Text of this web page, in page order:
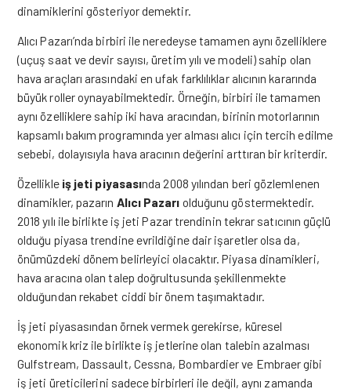
dinamiklerini gösteriyor demektir.
Alıcı Pazarı’nda birbiri ile neredeyse tamamen aynı özelliklere
(uçuş saat ve devir sayısı, üretim yılı ve modeli) sahip olan
hava araçları arasındaki en ufak farklılıklar alıcının kararında
büyük roller oynayabilmektedir. Örneğin, birbiri ile tamamen
aynı özelliklere sahip iki hava aracından, birinin motorlarının
kapsamlı bakım programında yer alması alıcı için tercih edilme
sebebi, dolayısıyla hava aracının değerini arttıran bir kriterdir.
Özellikleiş jeti piyasasında 2008 yılından beri gözlemlenen
dinamikler, pazarın Alıcı Pazarı olduğunu göstermektedir.
2018 yılı ile birlikte iş jeti Pazar trendinin tekrar satıcının güçlü
olduğu piyasa trendine evrildiğine dair işaretler olsa da,
önümüzdeki dönem belirleyici olacaktır. Piyasa dinamikleri,
hava aracına olan talep doğrultusunda şekillenmekte
olduğundan rekabet ciddi bir önem taşımaktadır.
İş jeti piyasasından örnek vermek gerekirse, küresel
ekonomik kriz ile birlikte iş jetlerine olan talebin azalması
Gulfstream, Dassault, Cessna, Bombardier ve Embraer gibi
iş jeti üreticilerini sadece birbirleri ile değil, aynı zamanda